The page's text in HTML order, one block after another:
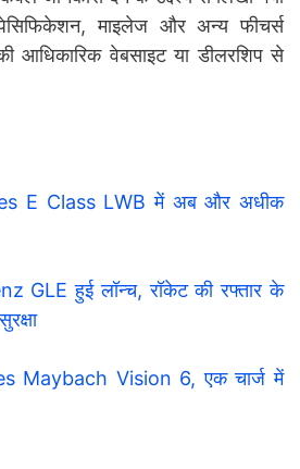
माइलेज और अन्य फीचर्स
आधिकारिक वेबसाइट या डीलरशिप से
E Class LWB में अब और अधीक
GLE हुई लॉन्च, रॉकेट की रफ्तार के
Maybach Vision 6, एक चार्ज में